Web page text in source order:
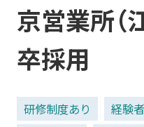
京営業所（
卒採用
研修制度あり 経験